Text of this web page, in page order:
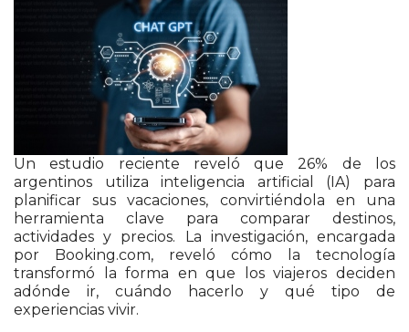
Un estudio reciente reveló que 26% de los
argentinos utiliza inteligencia artificial (IA) para
planificar sus vacaciones, convirtiéndola en una
herramienta clave para comparar destinos,
actividades y precios. La investigación, encargada
por Booking.com, reveló cómo la tecnología
transformó la forma en que los viajeros deciden
adónde ir, cuándo hacerlo y qué tipo de
experiencias vivir.